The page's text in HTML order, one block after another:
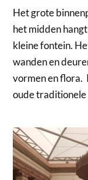
Het grote
het midden
kleine fontein.
wanden en
vormen en flora.
oude traditionele